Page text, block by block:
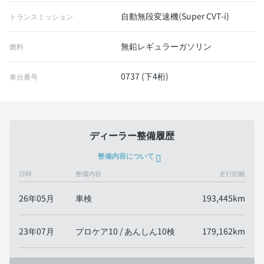
トランスミッション 自動無段変速機(Super CVT-i)
燃料 無鉛レギュラーガソリン
車台番号 0737 (下4桁)
ディーラー整備履歴
整備内容について
日時 整備内容 走行距離
26年05月 車検 193,445km
23年07月 プロケア10 / あんしん10検 179,162km